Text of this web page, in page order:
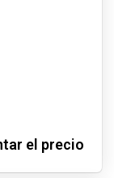
el precio